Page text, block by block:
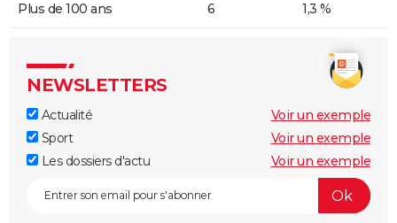
Plus de 100 ans 6 1,3 %
NEWSLETTERS
Actualité
Voir un exemple
Sport
Voir un exemple
Les dossiers d'actu
Voir un exemple